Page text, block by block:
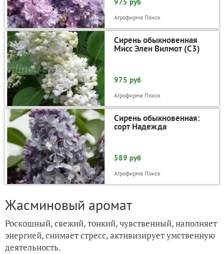
975 руб
Агрофирма Поиск
Сирень обыкновенная
Мисс Элен Вилмот (С3)
975 руб
Агрофирма Поиск
Сирень обыкновенная:
сорт Надежда
589 руб
Агрофирма Поиск
Жасминовый аромат
Роскошный, свежий, тонкий, чувственный, наполняет
энергией, снимает стресс, активизирует умственную
деятельность.